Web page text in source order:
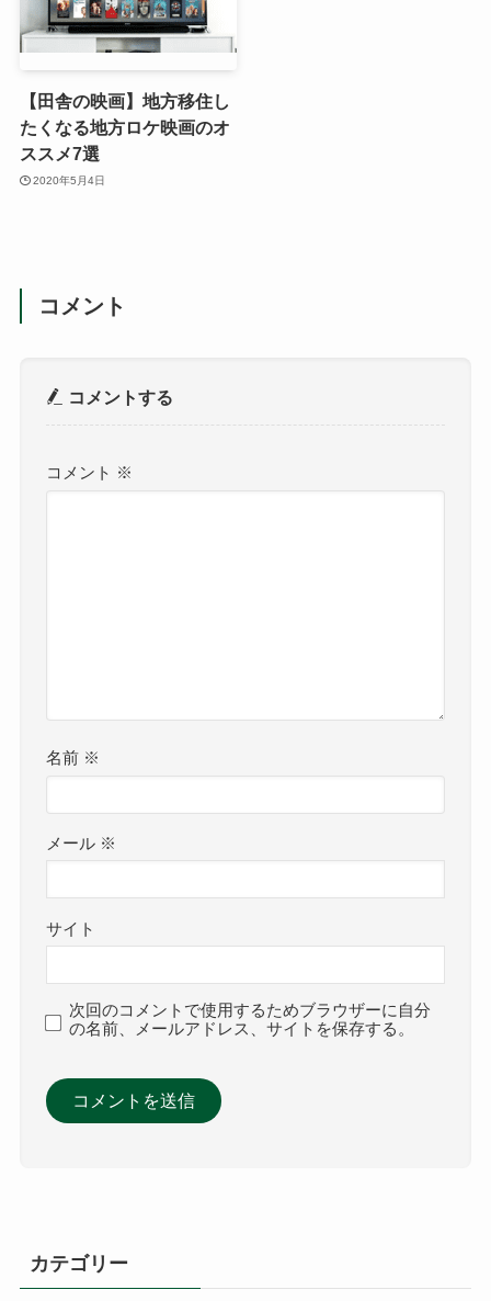
【田舎の映画】地方移住し
たくなる地方ロケ映画のオ
ススメ7選
2020年5月4日
コメント
コメントする
コメント ※
名前 ※
メール ※
サイト
次回のコメントで使用するためブラウザーに自分
の名前、メールアドレス、サイトを保存する。
カテゴリー